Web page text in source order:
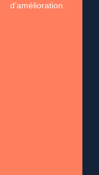
d’amélioration.